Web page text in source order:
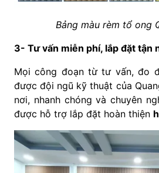
Bảng màu rèm tổ ong
3- Tư vấn miễn phí, lắp đặt tận
Mọi công đoạn từ tư vấn, đo
được đội ngũ kỹ thuật của
nơi, nhanh chóng và chuyên
được hỗ trợ lắp đặt hoàn thiện